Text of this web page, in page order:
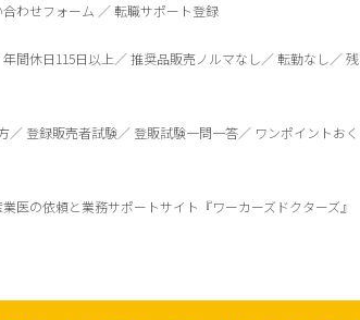
わせフォーム 転職サポート登録
年間休日115日以上 推奨品販売ノルマなし 転勤なし
残
登録販売者試験 登販試験一問一答
ワンポイントおく
業医の依頼と業務サポートサイト『ワーカーズドクターズ』